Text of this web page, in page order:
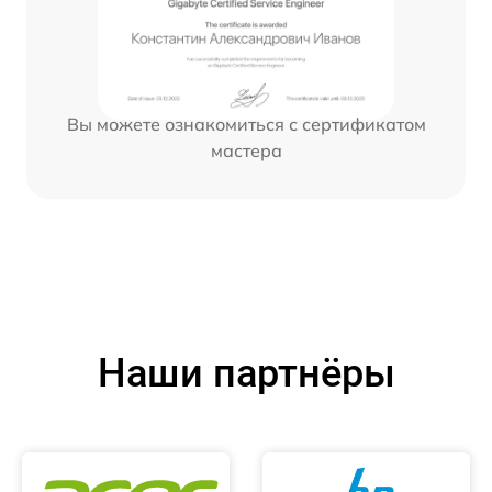
Вы можете ознакомиться с сертификатом
мастера
Наши партнёры